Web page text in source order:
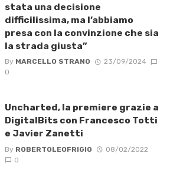
stata una decisione
difficilissima, ma l’abbiamo
presa con la convinzione che sia
la strada giusta”
By MARCELLO STRANO
23/09/2024
0
Uncharted, la premiere grazie a
DigitalBits con Francesco Totti
e Javier Zanetti
By ROBERTOLEOFRIGIO
08/02/2022
0